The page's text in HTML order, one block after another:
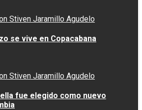
Stiven Jaramillo Agudelo
se vive en Copacabana
Stiven Jaramillo Agudelo
fue elegido como nuevo